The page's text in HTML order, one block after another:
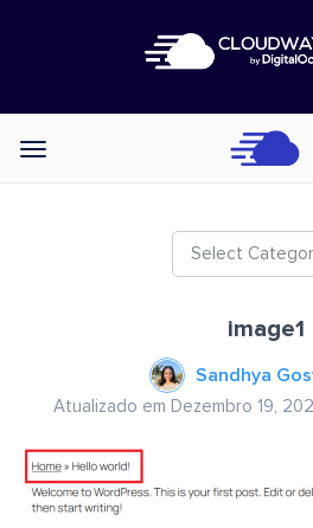
Categories
Select
image1
Sandhya
Atualizado em Dezembro 19,